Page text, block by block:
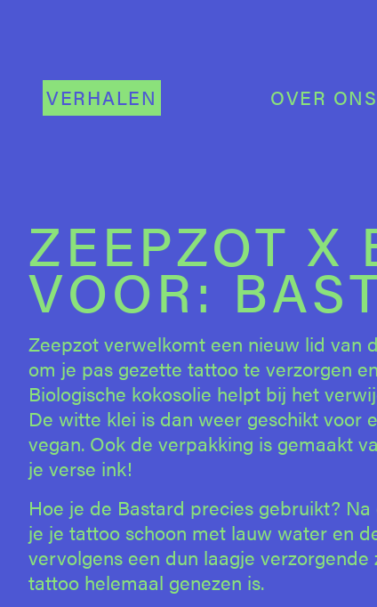
VERHALEN OVER ONS
ZEEPZOT X
VOOR:
Zeepzot verwelkomt een nieuw lid van
om je pas gezette tattoo te verzorgen
Biologische kokosolie helpt bij het
De witte klei is dan weer geschikt voor
vegan. Ook de verpakking is gemaakt
je verse ink!
Hoe je de Bastard precies gebruikt?
je je tattoo schoon met lauw water en
vervolgens een dun laagje
tattoo helemaal genezen is.